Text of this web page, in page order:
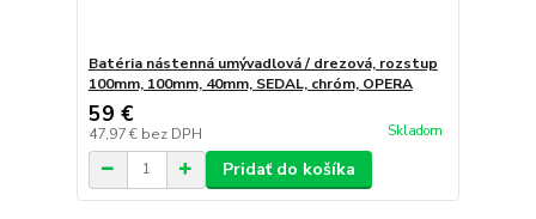
Batéria nástenná umývadlová / drezová, rozstup
100mm, 100mm, 40mm, SEDAL, chróm, OPERA
59 €
47,97 € bez DPH Skladom
Pridať do košíka